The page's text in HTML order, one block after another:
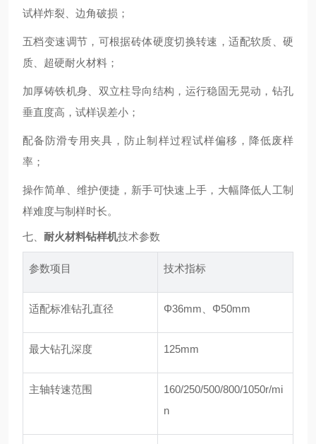
试样炸裂、边角破损；
五档变速调节，可根据砖体硬度切换转速，适配软质、硬
质、超硬耐火材料；
加厚铸铁机身、双立柱导向结构，运行稳固无晃动，钻孔
垂直度高，试样误差小；
配备防滑专用夹具，防止制样过程试样偏移，降低废样
率；
操作简单、维护便捷，新手可快速上手，大幅降低人工制
样难度与制样时长。
七、 耐火材料钻样机技术参数
参数项目 技术指标
适配标准钻孔直径 Φ36mm、Φ50mm
最大钻孔深度 125mm
主轴转速范围
160/250/500/800/1050r/mi
n